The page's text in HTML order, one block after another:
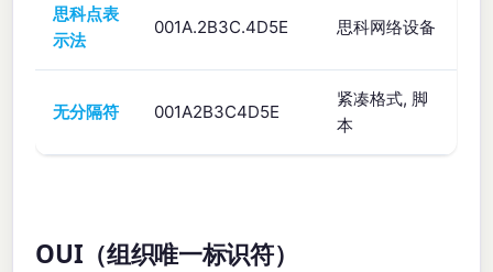
思科点表
示法
001A.2B3C.4D5E 思科网络设备
无分隔符 001A2B3C4D5E
紧凑格式, 脚
本
OUI（组织唯一标识符）